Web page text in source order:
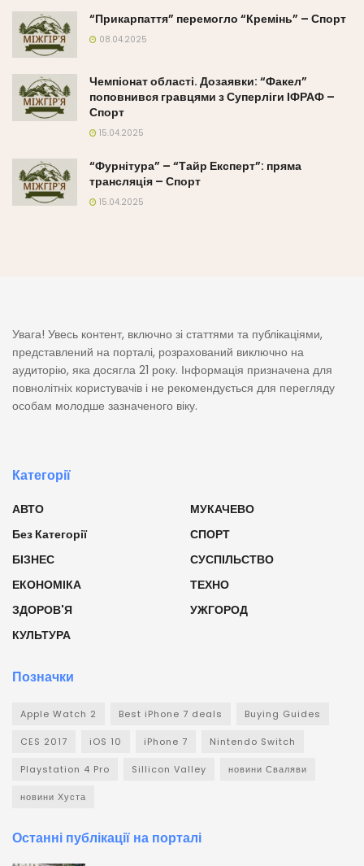
“Прикарпаття” перемогло “Кремінь” – Спорт
08.04.2025
Чемпіонат області. Дозаявки: “Факел”
поповнився гравцями з Суперліги ІФРАФ –
Спорт
15.04.2025
“Фурнітура” – “Тайр Експерт”: пряма
трансляція – Спорт
15.04.2025
Увага! Увесь контент, включно зі статтями та публікаціями,
представлений на порталі, розрахований виключно на
аудиторію, яка досягла 21 року. Інформація призначена для
повнолітніх користувачів і не рекомендується для перегляду
особам молодше зазначеного віку.
Категорії
АВТО
Без Категорії
БІЗНЕС
ЕКОНОМІКА
ЗДОРОВ'Я
КУЛЬТУРА
МУКАЧЕВО
СПОРТ
СУСПІЛЬСТВО
ТЕХНО
УЖГОРОД
Позначки
Apple Watch 2 Best iPhone 7 deals Buying Guides
CES 2017 iOS 10 iPhone 7 Nintendo Switch
Playstation 4 Pro Sillicon Valley новини Сваляви
новини Хуста
Останні публікації на порталі